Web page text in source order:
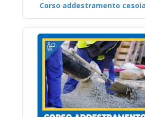
Corso addestramento